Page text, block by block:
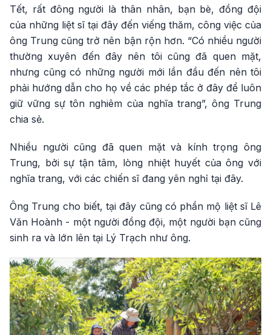
Tết, rất đông người là thân nhân, bạn bè, đồng đội
của những liệt sĩ tại đây đến viếng thăm, công việc của
ông Trung cũng trở nên bận rộn hơn. “Có nhiều người
thường xuyên đến đây nên tôi cũng đã quen mặt,
nhưng cũng có những người mới lần đầu đến nên tôi
phải hướng dẫn cho họ về các phép tắc ở đây để luôn
giữ vững sự tôn nghiêm của nghĩa trang”, ông Trung
chia sẻ.
Nhiều người cũng đã quen mặt và kính trọng ông
Trung, bởi sự tận tâm, lòng nhiệt huyết của ông với
nghĩa trang, với các chiến sĩ đang yên nghỉ tại đây.
Ông Trung cho biết, tại đây cũng có phần mộ liệt sĩ Lê
Văn Hoành - một người đồng đội, một người bạn cũng
sinh ra và lớn lên tại Lý Trạch như ông.